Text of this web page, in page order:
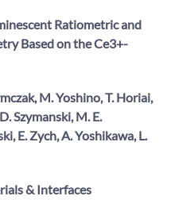
Ratiometric and
Based on the Ce3+-
M. Yoshino, T. Horiai,
Szymanski, M. E.
E. Zych, A. Yoshikawa, L.
& Interfaces